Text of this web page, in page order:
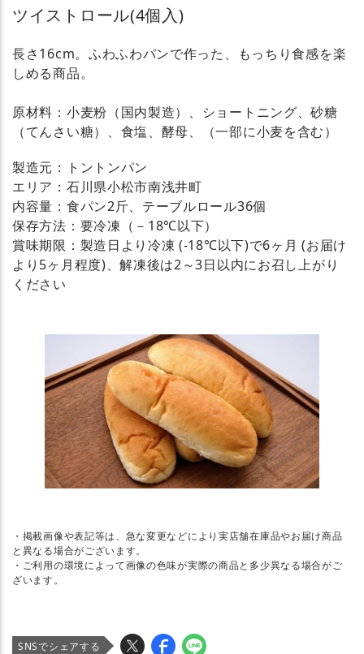
ツイストロール(4個入)
長さ16cm。ふわふわパンで作った、もっちり食感を楽
しめる商品。
原材料：小麦粉（国内製造）、ショートニング、砂糖
（てんさい糖）、食塩、酵母、（一部に小麦を含む）
製造元：トントンパン
エリア：石川県小松市南浅井町
内容量：食パン2斤、テーブルロール36個
保存方法：要冷凍（－18℃以下）
賞味期限：製造日より冷凍 (-18℃以下)で6ヶ月 (お届け
より5ヶ月程度)、解凍後は2～3日以内にお召し上がり
ください
・掲載画像や表記等は、急な変更などにより実店舗在庫品やお届け商品
と異なる場合がございます。
・ご利用の環境によって画像の色味が実際の商品と多少異なる場合がご
ざいます。
SNSでシェアする